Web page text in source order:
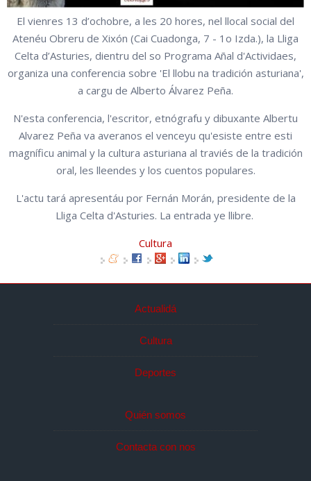
El vienres 13 d’ochobre, a les 20 hores, nel llocal social del
Atenéu Obreru de Xixón (Cai Cuadonga, 7 - 1o Izda.), la Lliga
Celta d’Asturies, dientru del so Programa Añal d'Actividaes,
organiza una conferencia sobre 'El llobu na tradición asturiana',
a cargu de Alberto Álvarez Peña.
N'esta conferencia, l'escritor, etnógrafu y dibuxante Albertu
Alvarez Peña va averanos el venceyu qu'esiste entre esti
magníficu animal y la cultura asturiana al traviés de la tradición
oral, les lleendes y los cuentos populares.
L'actu tará apresentáu por Fernán Morán, presidente de la
Lliga Celta d'Asturies. La entrada ye llibre.
Cultura
Actualidá
Cultura
Deportes
Quién somos
Contacta con nos